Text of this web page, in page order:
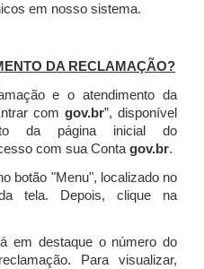
em nosso sistema.
DA RECLAMAÇÃO?
e o atendimento da
com gov.br”, disponível
da página inicial do
com sua Contagov.br.
botão "Menu", localizado no
tela. Depois, clique na
em destaque o número do
Para visualizar,